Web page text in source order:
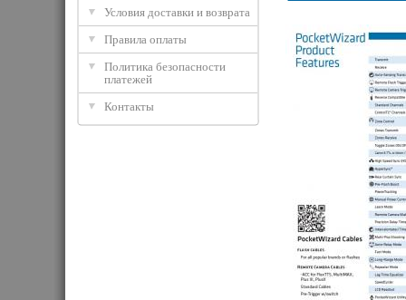
Условия доставки и возврата
Правила оплаты
Политика безопасности
платежей
Контакты